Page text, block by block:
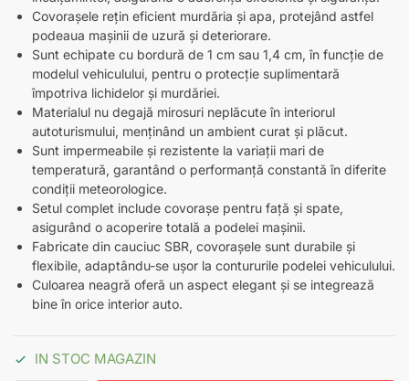
Covorașele rețin eficient murdăria și apa, protejând astfel
podeaua mașinii de uzură și deteriorare.
Sunt echipate cu bordură de 1 cm sau 1,4 cm, în funcție de
modelul vehiculului, pentru o protecție suplimentară
împotriva lichidelor și murdăriei.
Materialul nu degajă mirosuri neplăcute în interiorul
autoturismului, menținând un ambient curat și plăcut.
Sunt impermeabile și rezistente la variații mari de
temperatură, garantând o performanță constantă în diferite
condiții meteorologice.
Setul complet include covorașe pentru față și spate,
asigurând o acoperire totală a podelei mașinii.
Fabricate din cauciuc SBR, covorașele sunt durabile și
flexibile, adaptându-se ușor la contururile podelei vehiculului.
Culoarea neagră oferă un aspect elegant și se integrează
bine în orice interior auto.
IN STOC MAGAZIN